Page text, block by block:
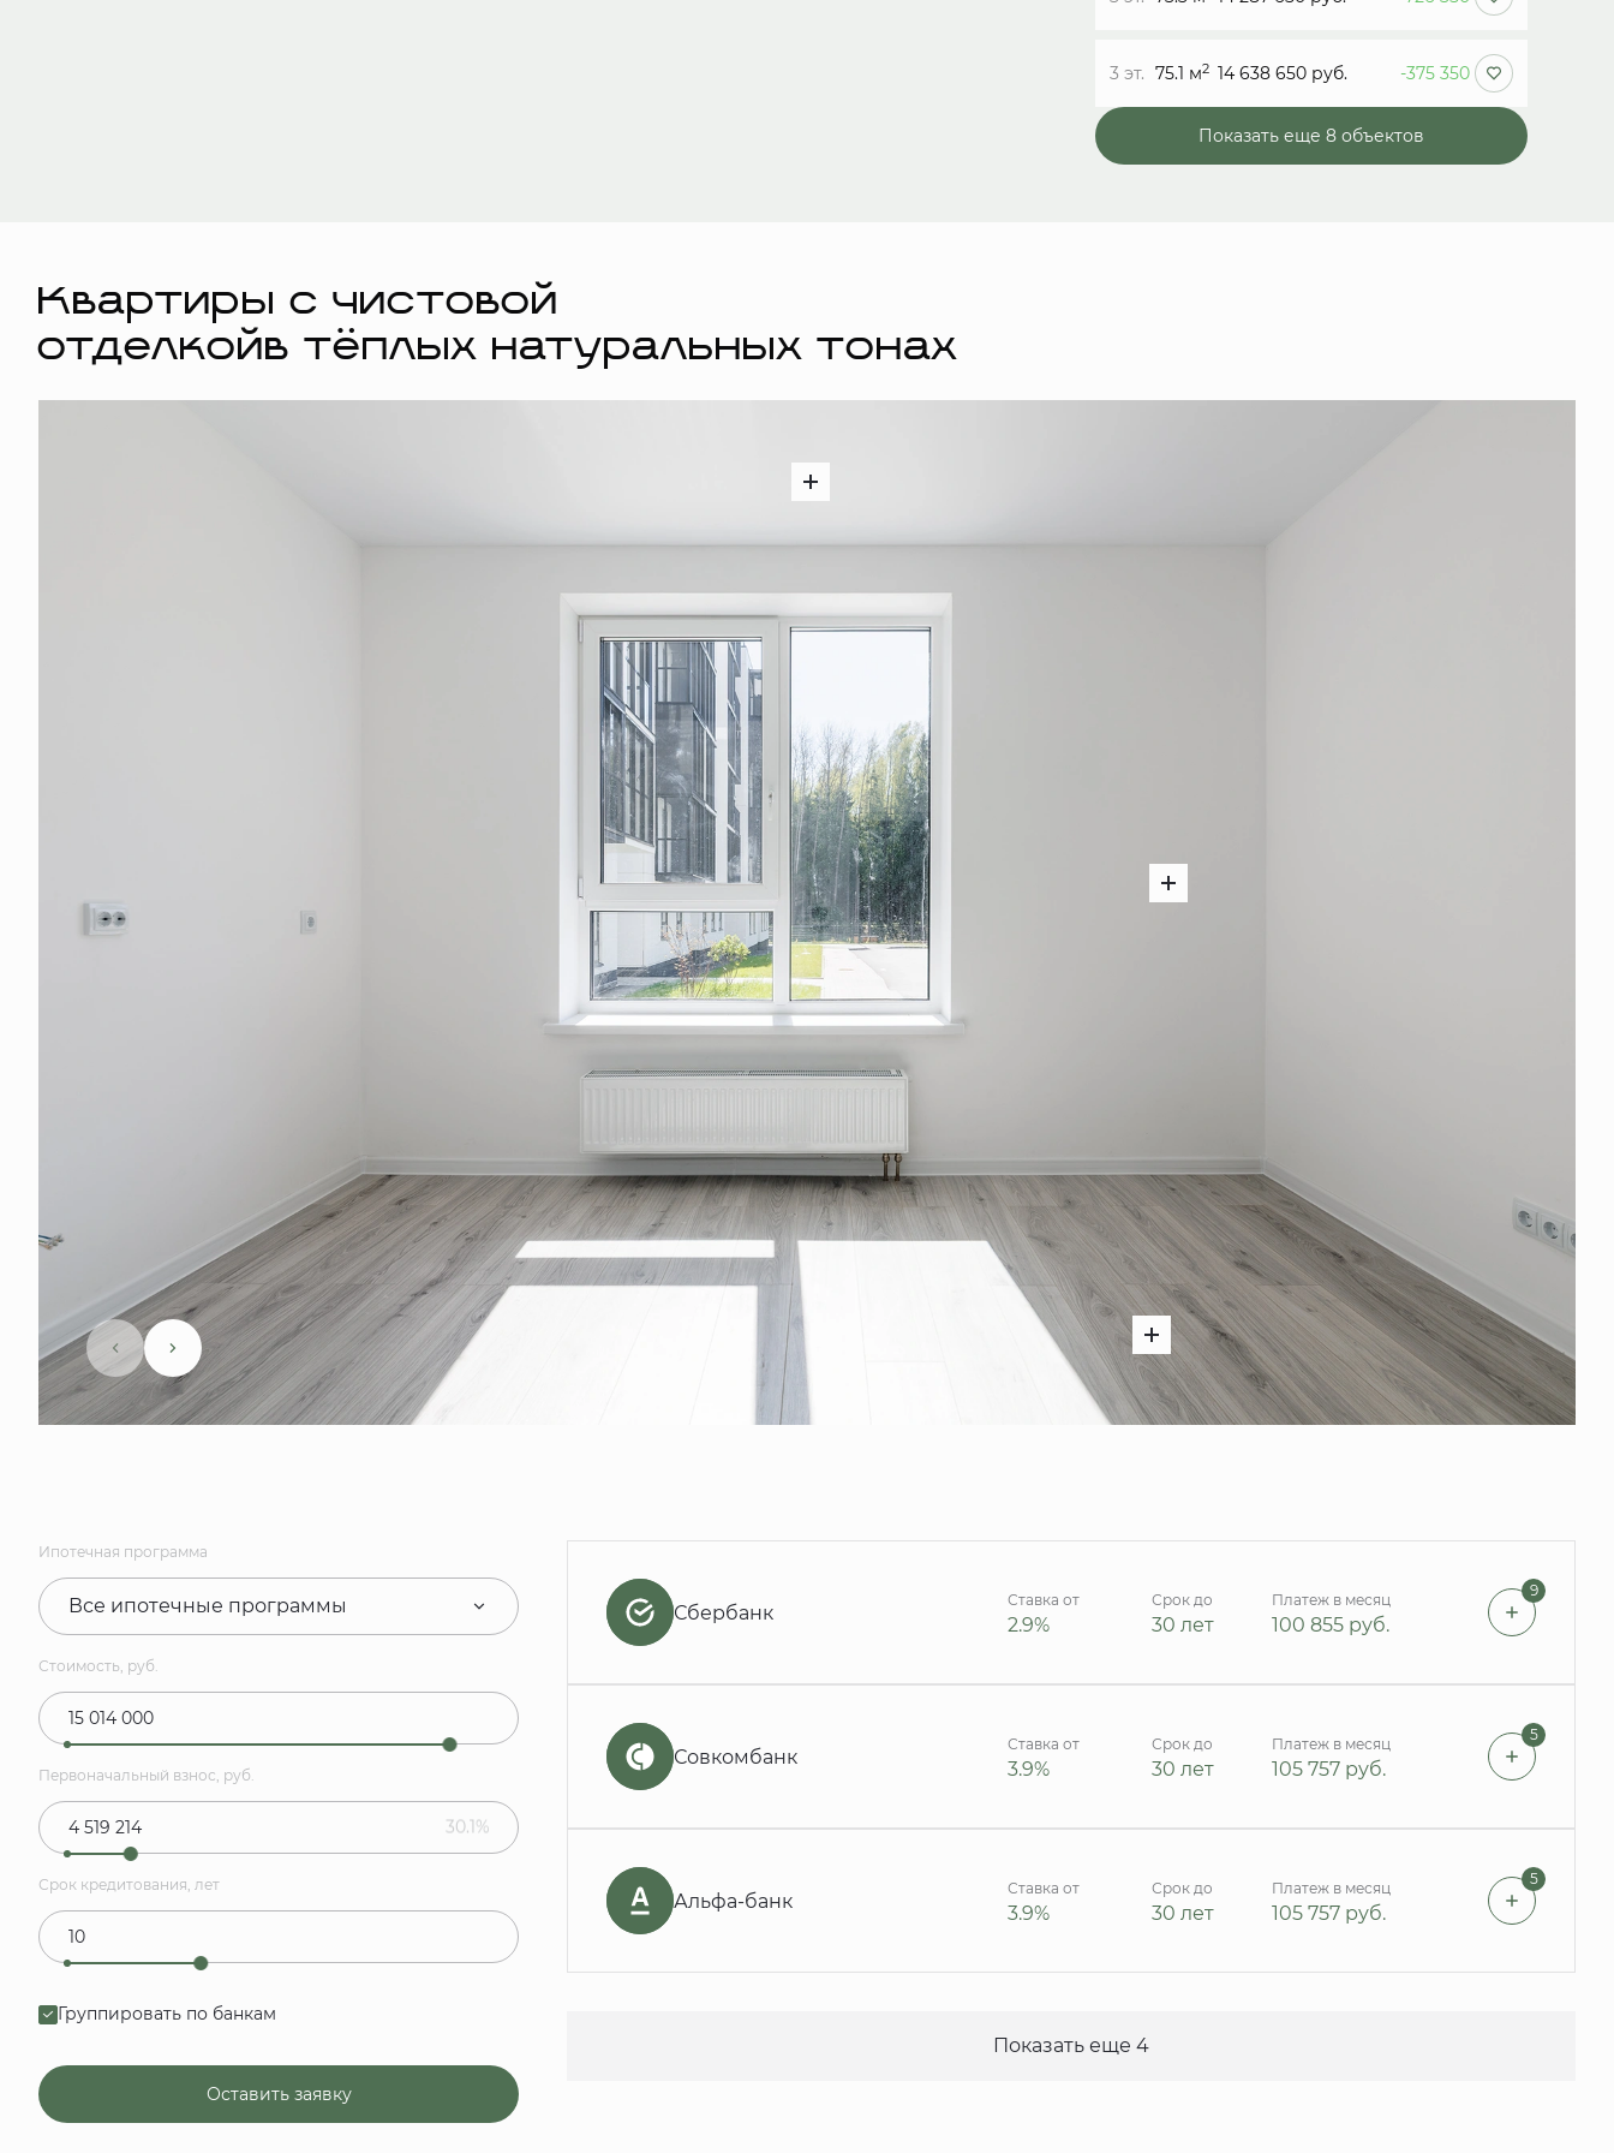
3 эт. 75.1 м2 14 638 650 руб. -375 350
Показать еще 8 объектов
Квартиры с чистовой
отделкойв тёплых натуральных тонах
Ипотечная программа
Все ипотечные программы
Стоимость, руб.
Первоначальный взнос, руб.
30.1%
Срок кредитования, лет
Группировать по банкам
Оставить заявку
Сбербанк
Ставка от
2.9%
Срок до
30 лет
Платеж в месяц
100 855 руб.
9
Совкомбанк
Ставка от
3.9%
Срок до
30 лет
Платеж в месяц
105 757 руб.
5
Альфа-банк
Ставка от
3.9%
Срок до
30 лет
Платеж в месяц
105 757 руб.
5
Показать еще 4